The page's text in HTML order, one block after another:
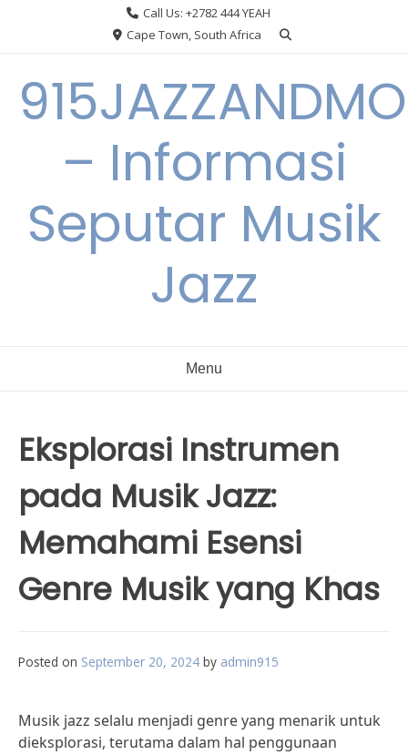
Call Us: +2782 444 YEAH
Cape Town, South Africa
– Informasi
Seputar Musik
Jazz
Menu
Eksplorasi Instrumen
pada Musik Jazz:
Memahami Esensi
Genre Musik yang Khas
Posted on September 20, 2024 by admin915
Musik jazz selalu menjadi genre yang menarik untuk
dieksplorasi, terutama dalam hal penggunaan